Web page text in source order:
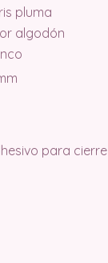
pluma
algodón
para cierre